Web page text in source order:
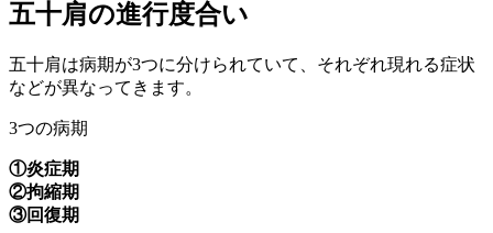
五十肩の進行度合い
五十肩は病期が3つに分けられていて、それぞれ現れる症状
などが異なってきます。
3つの病期
①炎症期
②拘縮期
③回復期